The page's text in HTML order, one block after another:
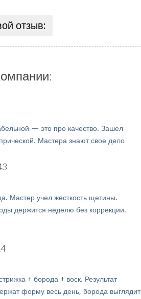
отзыв:
— это про качество. Зашел
Мастера знают свое дело
Мастер учел жесткость щетины.
держится неделю без коррекции.
+ борода + воск. Результат
форму весь день, борода выглядит